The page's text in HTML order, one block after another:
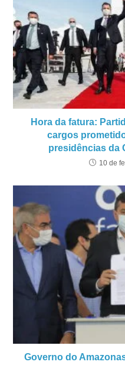
Hora da fatura:
cargos
presidências da
10 de
Governo do